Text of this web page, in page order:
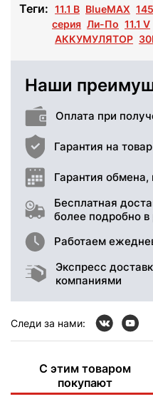
Теги: 11.1 В BlueMAX
серия Ли-По 11.1 V
АККУМУЛЯТОР
Наши
Оплата при
Гарантия на
Гарантия обмена,
Бесплатная
более подробно
Работаем
Экспресс
компаниями
Следи за нами:
С этим товаром
покупают